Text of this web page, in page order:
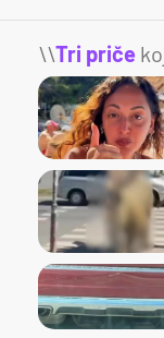
\\Tri priče